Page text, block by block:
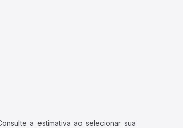
a estimativa ao selecionar sua